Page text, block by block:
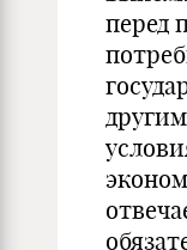
перед